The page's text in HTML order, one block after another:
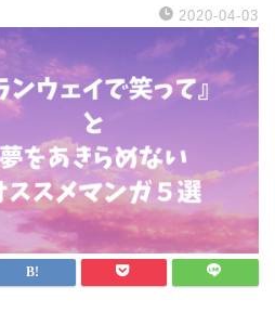
2020-04-03